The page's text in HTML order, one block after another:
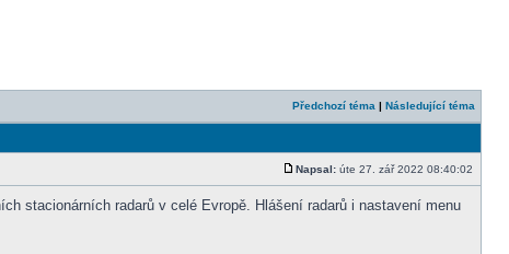
Předchozí téma | Následující téma
Napsal: úte 27. zář 2022 08:40:02
stacionárních radarů v celé Evropě. Hlášení radarů i nastavení menu